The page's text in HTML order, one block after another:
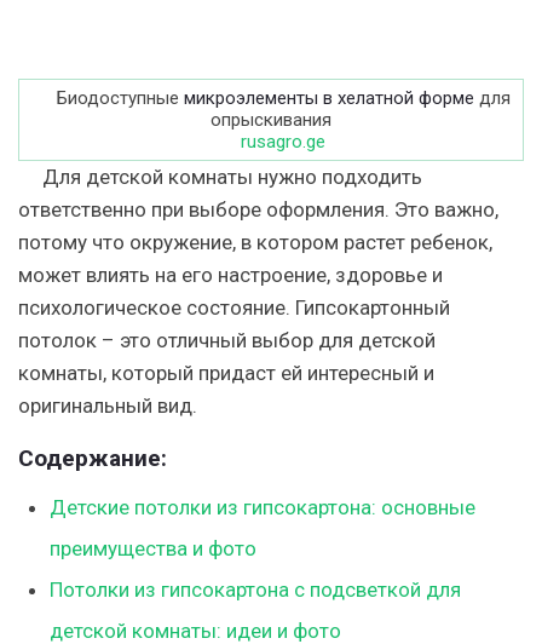
Биодоступные микроэлементы в хелатной форме для
опрыскивания
rusagro.ge
Для детской комнаты нужно подходить
ответственно при выборе оформления. Это важно,
потому что окружение, в котором растет ребенок,
может влиять на его настроение, здоровье и
психологическое состояние. Гипсокартонный
потолок – это отличный выбор для детской
комнаты, который придаст ей интересный и
оригинальный вид.
Содержание:
Детские потолки из гипсокартона: основные
преимущества и фото
Потолки из гипсокартона с подсветкой для
детской комнаты: идеи и фото